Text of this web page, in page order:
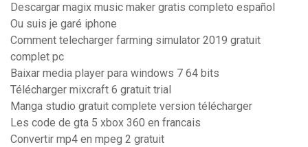
Descargar magix music maker gratis completo español
Ou suis je garé iphone
Comment telecharger farming simulator 2019 gratuit
complet pc
Baixar media player para windows 7 64 bits
Télécharger mixcraft 6 gratuit trial
Manga studio gratuit complete version télécharger
Les code de gta 5 xbox 360 en francais
Convertir mp4 en mpeg 2 gratuit